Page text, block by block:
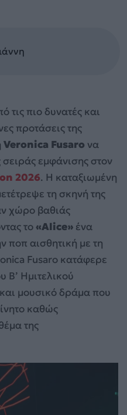
τις πιο δυνατές και
προτάσεις της
Veronica Fusaro να
σειράς εμφάνισης στον
2026. Η καταξιωμένη
τη σκηνή της
χώρο βαθιάς
το«Alice» ένα
ποπ αισθητική με τη
Fusaro κατάφερε
Β’ Ημιτελικού
μουσικό δράμα που
καθώς
της